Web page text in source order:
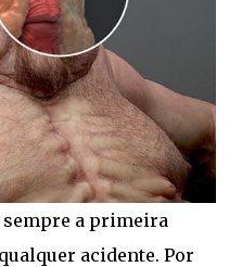
sempre a primeira
acidente. Por